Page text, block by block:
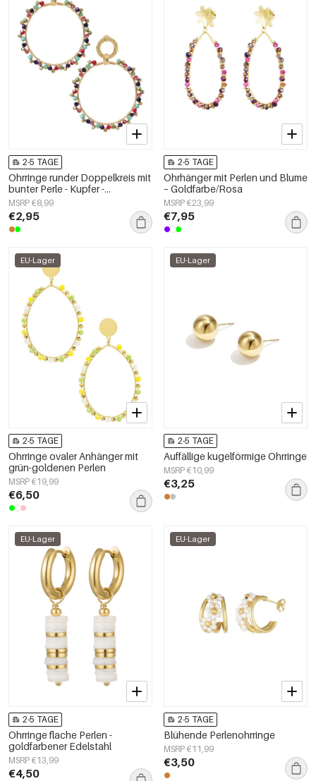
2-5 TAGE
Ohrringe runder Doppelkreis mit
bunter Perle - Kupfer -
Goldfarbe/Bunt
MSRP €8,99
€2,95
2-5 TAGE
Ohrhänger mit Perlen und Blume
– Goldfarbe/Rosa
MSRP €23,99
€7,95
EU-Lager
2-5 TAGE
Ohrringe ovaler Anhänger mit
grün-goldenen Perlen
MSRP €19,99
€6,50
EU-Lager
2-5 TAGE
Auffällige kugelförmige Ohrringe
MSRP €10,99
€3,25
EU-Lager
2-5 TAGE
Ohrringe flache Perlen -
goldfarbener Edelstahl
MSRP €13,99
€4,50
EU-Lager
2-5 TAGE
Blühende Perlenohrringe
MSRP €11,99
€3,50